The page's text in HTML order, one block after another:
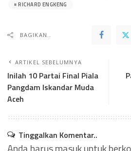
RICHARD ENGKENG
BAGIKAN..
ARTIKEL SEBELUMNYA
Inilah 10 Partai Final Piala
Pangdam Iskandar Muda
Aceh
Tinggalkan Komentar..